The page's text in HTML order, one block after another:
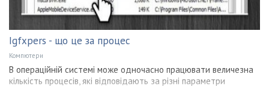
Igfxpers - що це за процес
Компютери
В операційній системі може одночасно працювати величезна
кількість процесів, які відповідають за різні параметри